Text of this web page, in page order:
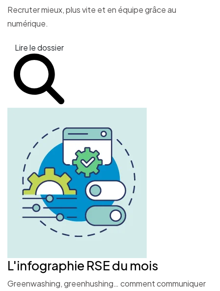
Recruter mieux, plus vite et en équipe grâce au
numérique.
Lire le dossier
L'infographie RSE du mois
Greenwashing, greenhushing… comment communiquer